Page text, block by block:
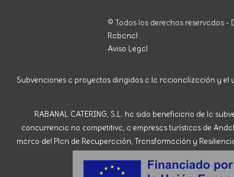
© Todos los derechos reservados -
Rabanal
Aviso Legal
Subvenciones a proyectos dirigidos a la racionalización y el
RABANAL CATERING, S.L. ha sido beneficiario de la
concurrencia no competitiva, a empresas turísticas de
marco del Plan de Recuperación, Transformación y